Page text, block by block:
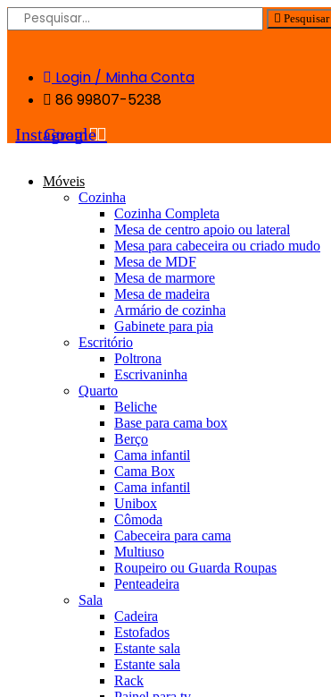
para
Pesquisar
Login / Minha Conta
86 99807-5238
Instagram
Google
Móveis
Cozinha
Cozinha Completa
Mesa de centro apoio ou lateral
Mesa para cabeceira ou criado mudo
Mesa de MDF
Mesa de marmore
Mesa de madeira
Armário de cozinha
Gabinete para pia
Escritório
Poltrona
Escrivaninha
Quarto
Beliche
Base para cama box
Berço
Cama infantil
Cama Box
Cama infantil
Unibox
Cômoda
Cabeceira para cama
Multiuso
Roupeiro ou Guarda Roupas
Penteadeira
Sala
Cadeira
Estofados
Estante sala
Estante sala
Rack